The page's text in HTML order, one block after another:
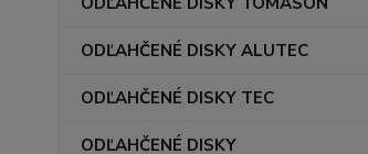
ODĽAHČENÉ DISKY ALUTEC
ODĽAHČENÉ DISKY TEC
ODĽAHČENÉ DISKY